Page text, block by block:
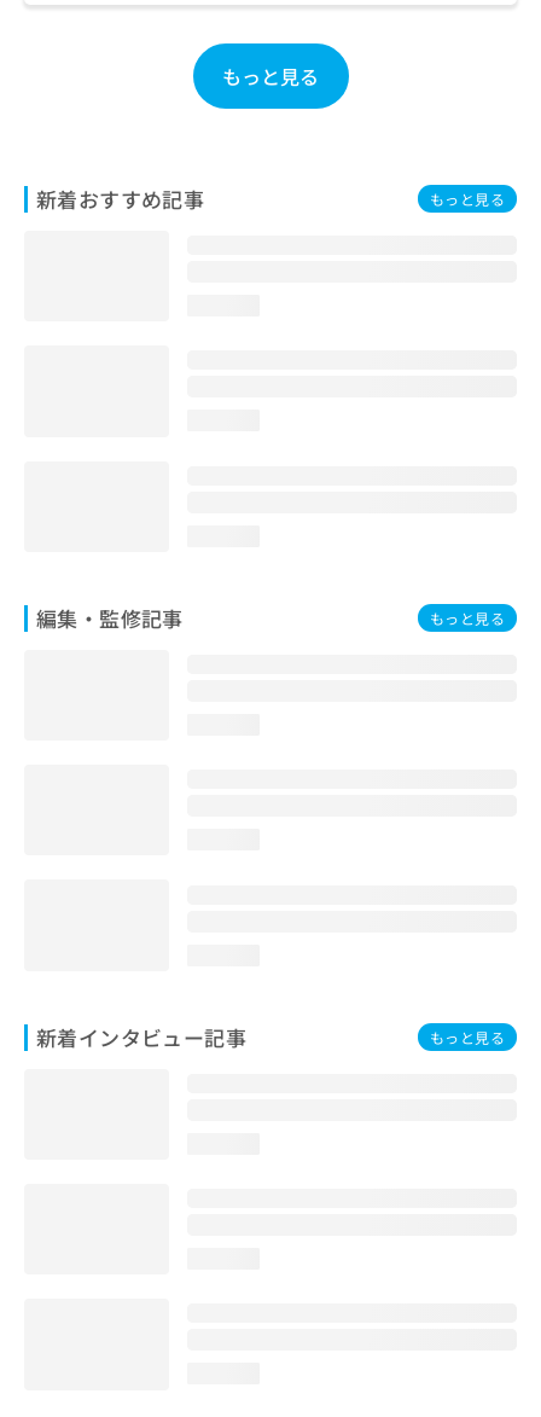
もっと見る
新着おすすめ記事 もっと見る
編集・監修記事 もっと見る
新着インタビュー記事 もっと見る
こ
ち